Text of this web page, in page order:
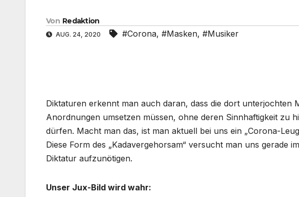
Von Redaktion
AUG. 24, 2020 #Corona, #Masken, #Musiker
Diktaturen erkennt man auch daran, dass die dort unterjochten
Anordnungen umsetzen müssen, ohne deren Sinnhaftigkeit zu
dürfen. Macht man das, ist man aktuell bei uns ein „Corona-
Diese Form des „Kadavergehorsam“ versucht man uns gerade
Diktatur aufzunötigen.
Unser Jux-Bild wird wahr: